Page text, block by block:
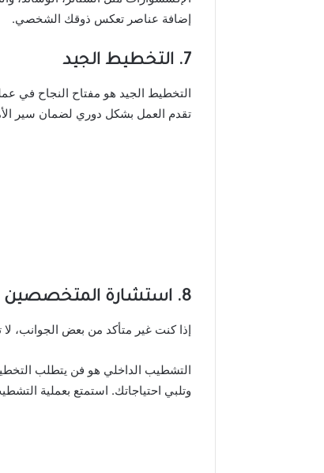
إضافة عناصر تعكس ذوقك الشخصي.
7. التخطيط الجيد
التخطيط الجيد هو مفتاح النجاح في
تقدم العمل بشكل دوري لضمان سير
8. استشارة المتخصصين
إذا كنت غير متأكد من بعض الجوانب،
التشطيب الداخلي هو فن يتطلب
وتلبي احتياجاتك. استمتع بعملية